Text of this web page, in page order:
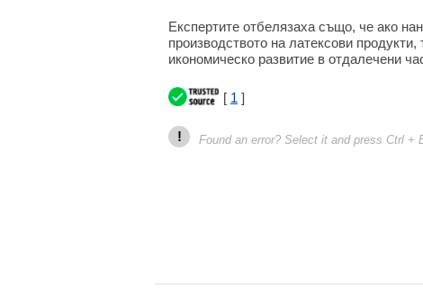
Експертите отбелязаха също, че ако
производството на латексови
икономическо развитие в отдалечени
[ 1 ]
! Found an error? Select it and press Ctrl +